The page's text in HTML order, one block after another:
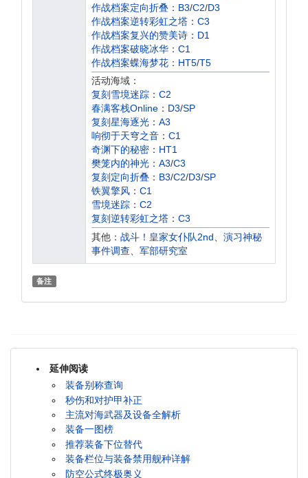
作战档案定向折叠 ： B3/C2/D3
作战档案逆转彩虹之塔 ： C3
作战档案复兴的赞美诗 ： D1
作战档案破晓冰华 ： C1
作战档案蝶海梦花 ： HT5/T5
作战档案镜位螺旋
作战档案负象限作战
作战档案微层混合 ：A1/C1
作战档案箱庭疗法：
作战档案苍红的回响：
作战档案坠落之翼：
活动海域：
复刻雪境迷踪 ： C2
春满客栈Online ： D3/SP
复刻星海逐光 ： A3
响彻于天穹之音 ： C1
奇渊下的秘密 ： HT1
樊笼内的神光 ： A3/C3
复刻定向折叠 ： B3/C2/D3/SP
铁翼擎风 ： C1
雪境迷踪 ： C2
复刻逆转彩虹之塔 ： C3
星海逐光：
A3
复刻镜位螺旋：B3/D3/
炼金术士与秘密遗迹群岛：TH1
复兴的赞美诗
复刻箱庭疗法
破晓冰华：C1
负象限作战
蝶海梦花：HT5
复刻苍红的回响：C1
微层混合：A1/C1
其他： 战斗！皇家女仆队2nd
演习神秘
事件调查
军部研究室
备注
延伸阅读
装备别称查询
秒伤和对护甲补正
主流对海武器及设备全解析
装备一图榜
推荐装备下位替代
装备栏位与装备禁用舰种详解
防空公式终极奥义